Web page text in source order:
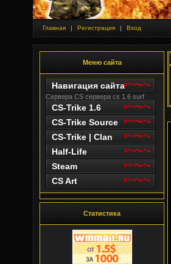
Главная | Регистрация | Вход
Меню сайта
Навигация сайта
Сервера CS сервера cs 1.6 surf
CS-Trike 1.6
CS-Trike Source
CS-Trike | Clan
Half-Life
Steam
CS Art
Статистика